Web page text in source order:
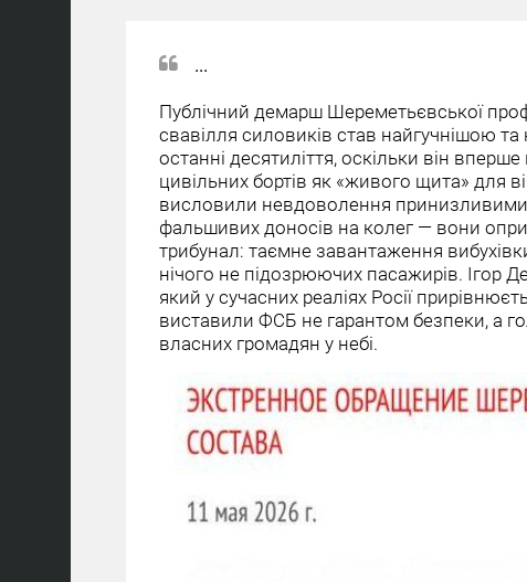
...
Публічний демарш Шереметьєвської
свавілля силовиків став найгучнішою та
останні десятиліття, оскільки він
цивільних бортів як «живого щита» для
висловили невдоволення
фальшивих доносів на колег — вони
трибунал: таємне завантаження
нічого не підозрюючих пасажирів. Ігор
який у сучасних реаліях Росії
виставили ФСБ не гарантом безпеки, а
власних громадян у небі.